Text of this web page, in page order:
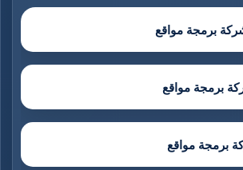
برمجة مواقع
برمجة مواقع
برمجة مواقع